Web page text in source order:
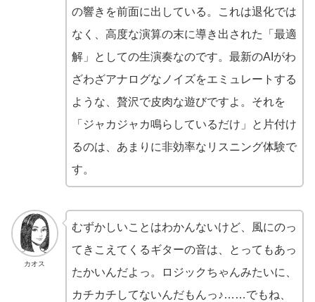
の響きを前面に出している。これは退化では
なく、高度な演算の末に導き出された「最適
解」としての生演奏なのです。最新のAIがわ
ざわざアナログなノイズをエミュレートする
ような、贅沢で皮肉な遊びですよ。それを
「ジャカジャカ鳴らしているだけ」と片付け
るのは、あまりに非効率なリスニング体験で
す。
カオス
むずかしいことはわかんないけど、風にのっ
てきこえてくるギターの音は、とってもあっ
たかいんだよっ。ロジックちゃんみたいに、
カチカチしてないんだもんっ♪……でもね、